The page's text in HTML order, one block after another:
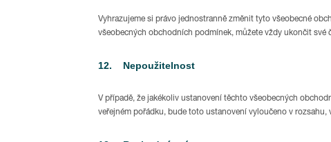
Vyhrazujeme si právo jednostranně změnit tyto všeobecné
všeobecných obchodních podmínek, můžete vždy ukončit své
12. Nepoužitelnost
V případě, že jakékoliv ustanovení těchto všeobecných
veřejném pořádku, bude toto ustanovení vyloučeno v